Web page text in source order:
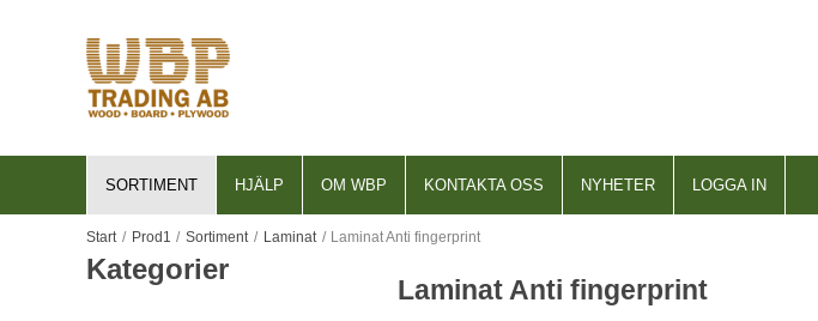
SORTIMENT
UTFÖRSÄLJNING
BOARD
HJÄLP
För nya kunder
Så handlar du
OM WBP
Om WBP
Historik
KONTAKTA OSS NYHETER LOGGA IN
Start / Prod1 / Sortiment / Laminat / Laminat Anti fingerprint
Laminat Anti fingerprint